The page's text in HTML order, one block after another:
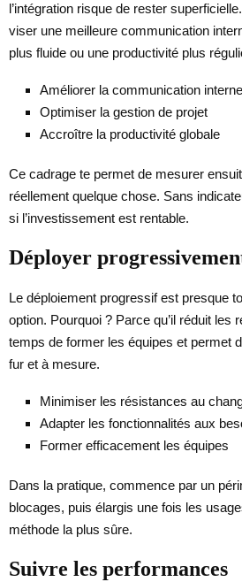
l’intégration risque de rester
viser une meilleure communication
plus fluide ou une productivité plus
Améliorer la communication interne
Optimiser la gestion de projet
Accroître la productivité globale
Ce cadrage te permet de mesurer
réellement quelque chose. Sans
si l’investissement est rentable.
Déployer
Le déploiement progressif est presque
option. Pourquoi ? Parce qu’il réduit les
temps de former les équipes et permet
fur et à mesure.
Minimiser les résistances au
Adapter les fonctionnalités aux
Former efficacement les équipes
Dans la pratique, commence par un
blocages, puis élargis une fois les
méthode la plus sûre.
Suivre les performances